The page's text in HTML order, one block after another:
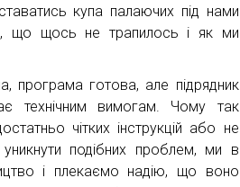
купа палаючих під нами
що щось не трапилось і як ми
програма готова, але підрядник
технічним вимогам. Чому так
чітких інструкцій або не
подібних проблем, ми в
і плекаємо надію, що воно